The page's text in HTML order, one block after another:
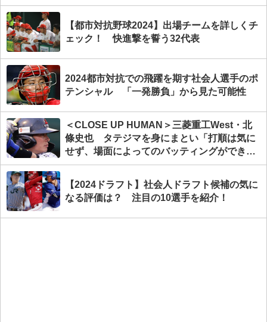
【都市対抗野球2024】出場チームを詳しくチ
ェック！ 快進撃を誓う32代表
2024都市対抗での飛躍を期す社会人選手のポ
テンシャル 「一発勝負」から見た可能性
＜CLOSE UP HUMAN＞三菱重工West・北
條史也 タテジマを身にまとい「打順は気に
せず、場面によってのバッティングができた
ら」
【2024ドラフト】社会人ドラフト候補の気に
なる評価は？ 注目の10選手を紹介！